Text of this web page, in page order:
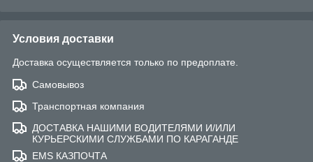
Условия доставки
Доставка осуществляется только по предоплате.
Самовывоз
Транспортная компания
ДОСТАВКА НАШИМИ ВОДИТЕЛЯМИ И/ИЛИ
КУРЬЕРСКИМИ СЛУЖБАМИ ПО КАРАГАНДЕ
EMS КАЗПОЧТА